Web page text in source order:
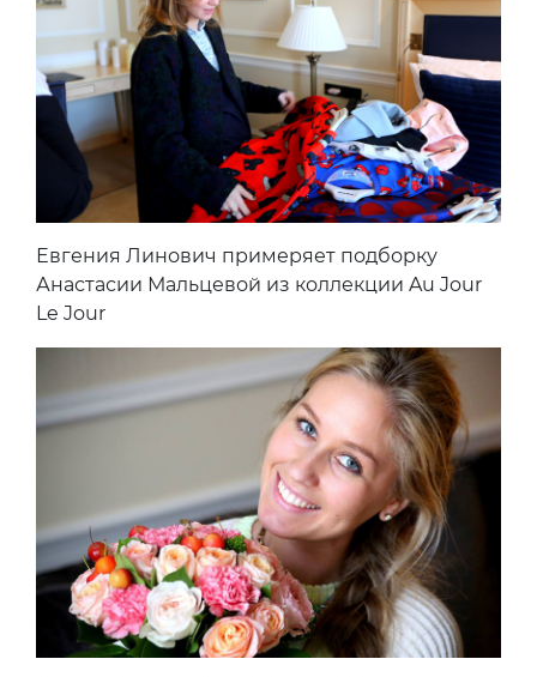
Евгения Линович примеряет подборку
Анастасии Мальцевой из коллекции Au Jour
Le Jour